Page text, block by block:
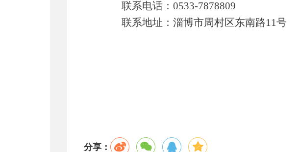
联系电话： 0533-7878809
联系地址：淄博市周村区东南路11号
分享：